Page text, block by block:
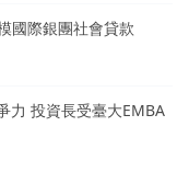
國際銀團社會貸款
力 投資長受臺大EMBA